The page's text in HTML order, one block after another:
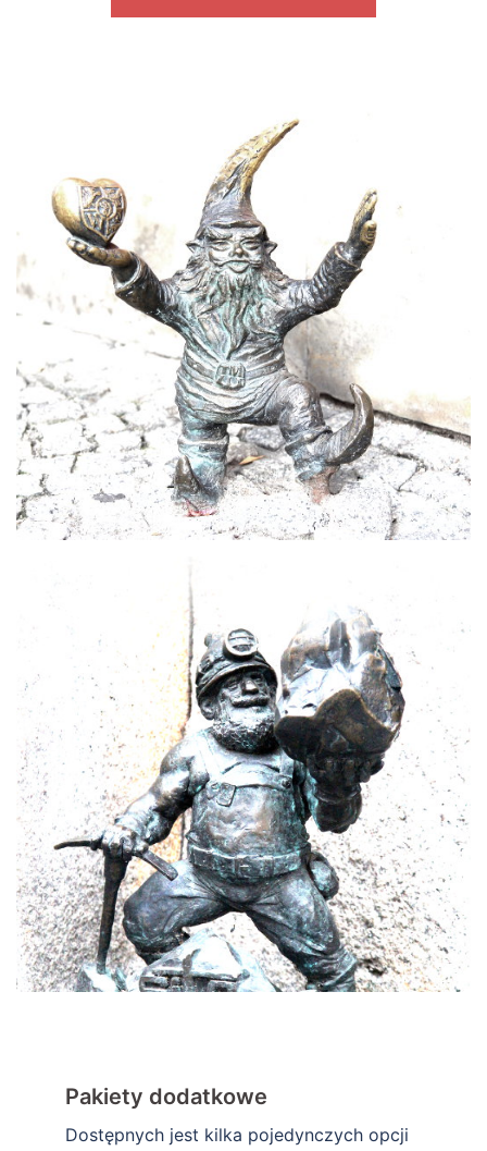
Pakiety dodatkowe
Dostępnych jest kilka pojedynczych opcji